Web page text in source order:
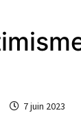
7 juin 2023